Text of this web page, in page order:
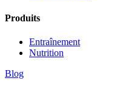
Produits
Entraînement
Nutrition
Blog